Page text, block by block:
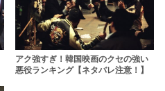
アク強すぎ！韓国映画のクセの強い
悪役ランキング【ネタバレ注意！】